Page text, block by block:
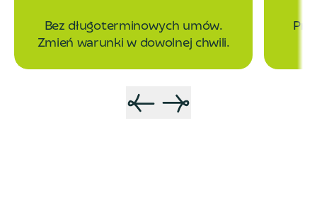
Bez długoterminowych umów.
Zmień warunki w dowolnej chwili.